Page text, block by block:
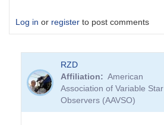
Log in or register to post comments
RZD
Affiliation
American
Association of Variable Star
Observers (AAVSO)